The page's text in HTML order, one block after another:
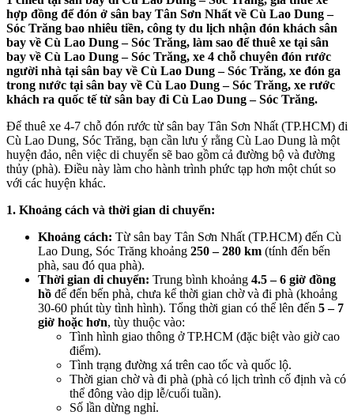
hợp đồng để đón ở sân bay Tân Sơn Nhất về Cù Lao Dung –
Sóc Trăng bao nhiêu tiền, công ty du lịch nhận đón khách sân
bay về Cù Lao Dung – Sóc Trăng, làm sao để thuê xe tại sân
bay về Cù Lao Dung – Sóc Trăng, xe 4 chỗ chuyên đón rước
người nhà tại sân bay về Cù Lao Dung – Sóc Trăng, xe đón ga
trong nước tại sân bay về Cù Lao Dung – Sóc Trăng, xe rước
khách ra quốc tế từ sân bay đi Cù Lao Dung – Sóc Trăng.
Để thuê xe 4-7 chỗ đón rước từ sân bay Tân Sơn Nhất (TP.HCM) đi
Cù Lao Dung, Sóc Trăng, bạn cần lưu ý rằng Cù Lao Dung là một
huyện đảo, nên việc di chuyển sẽ bao gồm cả đường bộ và đường
thủy (phà). Điều này làm cho hành trình phức tạp hơn một chút so
với các huyện khác.
1. Khoảng cách và thời gian di chuyển:
Khoảng cách: Từ sân bay Tân Sơn Nhất (TP.HCM) đến Cù
Lao Dung, Sóc Trăng khoảng 250 – 280 km (tính đến bến
phà, sau đó qua phà).
Thời gian di chuyển: Trung bình khoảng 4.5 – 6 giờ đồng
hồ để đến bến phà, chưa kể thời gian chờ và đi phà (khoảng
30-60 phút tùy tình hình). Tổng thời gian có thể lên đến 5 – 7
giờ hoặc hơn, tùy thuộc vào:
Tình hình giao thông ở TP.HCM (đặc biệt vào giờ cao
điểm).
Tình trạng đường xá trên cao tốc và quốc lộ.
Thời gian chờ và đi phà (phà có lịch trình cố định và có
thể đông vào dịp lễ/cuối tuần).
Số lần dừng nghỉ.